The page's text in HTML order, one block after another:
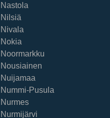
Nastola
Nilsiä
Nivala
Nokia
Noormarkku
Nousiainen
Nuijamaa
Nummi-Pusula
Nurmes
Nurmijärvi